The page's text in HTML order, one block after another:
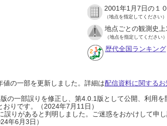
2001年1月7日の１
（地点を指定してください）
地点ごとの観測史
（地点を指定してください）
歴代全国ランキング
の一部を更新しました。詳細は配信資料に関するお
の一部誤りを修正し、第4.0.1版として公開、利用
おりです。（2024年7月11日）
りがあると判明しました。ご迷惑をおかけして申
年6月3日）